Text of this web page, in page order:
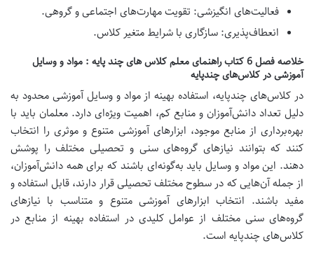
فعالیت‌های انگیزشی: تقویت مهارت‌های اجتماعی و گروهی.
انعطاف‌پذیری: سازگاری با شرایط متغیر کلاس.
خلاصه فصل 6 کتاب راهنمای معلم کلاس های چند پایه : مواد و وسایل
آموزشی در کلاس‌های چندپایه
در کلاس‌های چندپایه، استفاده بهینه از مواد و وسایل آموزشی محدود به
دلیل تعداد دانش‌آموزان و منابع کم، اهمیت ویژه‌ای دارد. معلمان باید با
بهره‌برداری از منابع موجود، ابزارهای آموزشی متنوع و موثری را انتخاب
کنند که بتوانند نیازهای گروه‌های سنی و تحصیلی مختلف را پوشش
دهند. این مواد و وسایل باید به‌گونه‌ای باشند که برای همه دانش‌آموزان،
از جمله آن‌هایی که در سطوح مختلف تحصیلی قرار دارند، قابل استفاده و
مفید باشند. انتخاب ابزارهای آموزشی متنوع و متناسب با نیازهای
گروه‌های سنی مختلف از عوامل کلیدی در استفاده بهینه از منابع در
کلاس‌های چندپایه است.